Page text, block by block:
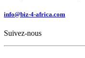
info@biz-4-africa.com
Suivez-nous